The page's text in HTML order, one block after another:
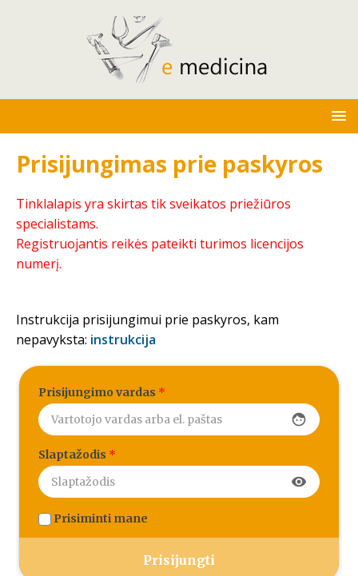
Prisijungimas prie paskyros
Tinklalapis yra skirtas tik sveikatos priežiūros
specialistams.
Registruojantis reikės pateikti turimos licencijos
numerį.
Instrukcija prisijungimui prie paskyros, kam
nepavyksta: instrukcija
Prisijungimo vardas *
face
Slaptažodis *
visibility
Prisiminti mane